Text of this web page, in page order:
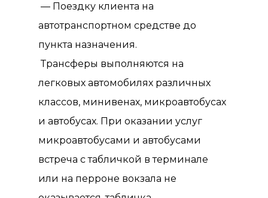
— Поездку клиента на
автотранспортном средстве до
пункта назначения.
Трансферы выполняются на
легковых автомобилях различных
классов, минивенах, микроавтобусах
и автобусах. При оказании услуг
микроавтобусами и автобусами
встреча с табличкой в терминале
или на перроне вокзала не